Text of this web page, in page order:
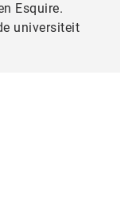
Esquire.
universiteit